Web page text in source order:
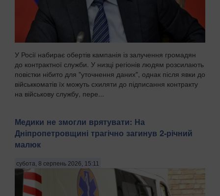
У Росії набирає обертів кампанія із залучення громадян
до контрактної служби. У низці регіонів людям розсилають
повістки нібито для "уточнення даних", однак після явки до
військкоматів їх можуть схиляти до підписання контракту
на військову службу, пере...
Медики не змогли врятувати: На
Дніпропетровщині трагічно загинув 2-річний
малюк
субота, 8 серпень 2026, 15:11